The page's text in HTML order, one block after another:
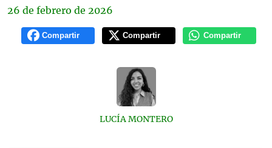
26 de febrero de 2026
Compartir Compartir Compartir
LUCÍA MONTERO